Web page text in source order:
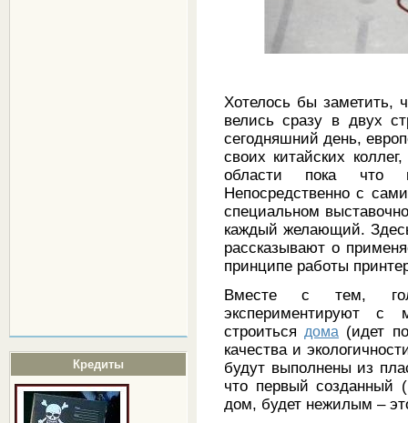
Кредиты
Хотелось бы заметить,
велись сразу в двух
сегодняшний день,
своих китайских
области пока что
Непосредственно с
специальном
каждый желающий.
рассказывают о
принципе работы
Вместе с тем,
экспериментируют с
строиться дома (идет
качества и
будут выполнены из
что первый созданный
дом, будет нежилым –